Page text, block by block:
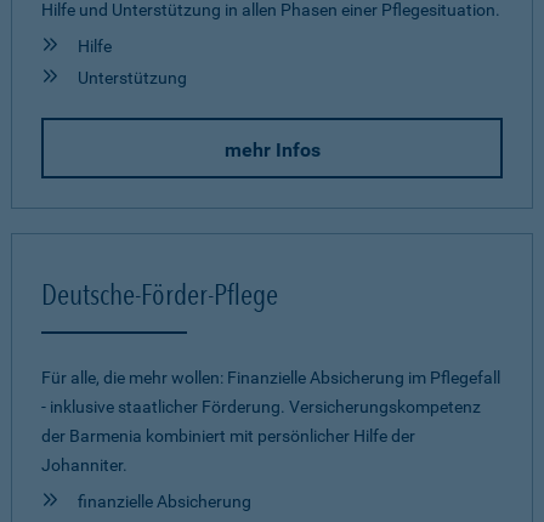
Hilfe und Unterstützung in allen Phasen einer Pflegesituation.
Hilfe
Unterstützung
mehr Infos
Deutsche-Förder-Pflege
Für alle, die mehr wollen: Finanzielle Absicherung im Pflegefall
- inklusive staatlicher Förderung. Versicherungskompetenz
der Barmenia kombiniert mit persönlicher Hilfe der
Johanniter.
finanzielle Absicherung